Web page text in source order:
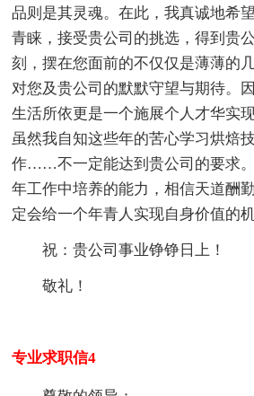
品则是其灵魂。在此，我真诚地希
青睐，接受贵公司的挑选，得到贵
刻，摆在您面前的不仅仅是薄薄的
对您及贵公司的默默守望与期待。
生活所依更是一个施展个人才华实
虽然我自知这些年的苦心学习烘焙
作……不一定能达到贵公司的要求
年工作中培养的能力，相信天道酬
定会给一个年青人实现自身价值的机
祝：贵公司事业铮铮日上！
敬礼！
专业求职信4